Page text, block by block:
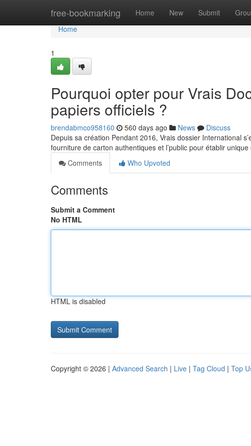
free-bookmarking Home New Submit
Home
Home
1
Pourquoi opter pour Vrais
papiers officiels ?
brendabmco958160 560 days ago News
Discuss
Depuis sa création Pendant 2016, Vrais dossier International
fourniture de carton authentiques et l’public pour établir unique
Comments
Who Upvoted
Comments
Submit a Comment
No HTML
HTML is disabled
Copyright © 2026 | Advanced Search | Live | Tag Cloud | Top